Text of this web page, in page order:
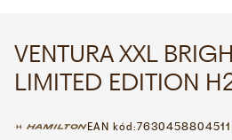
VENTURA XXL
LIMITED EDITION
EAN kód:7630458804511